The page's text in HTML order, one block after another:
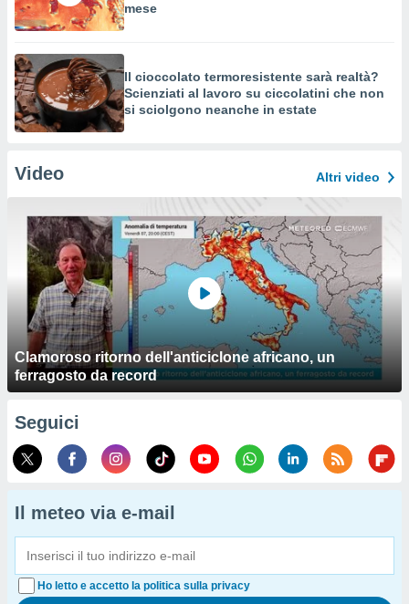
mese
Il cioccolato termoresistente sarà realtà?
Scienziati al lavoro su ciccolatini che non
si sciolgono neanche in estate
Video Altri video
Clamoroso ritorno dell'anticiclone africano, un
ferragosto da record
Seguici
Il meteo via e-mail
Ho letto e accetto la politica sulla privacy